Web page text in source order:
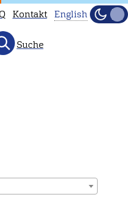
Kontakt
to
our
English
Hell
Suche